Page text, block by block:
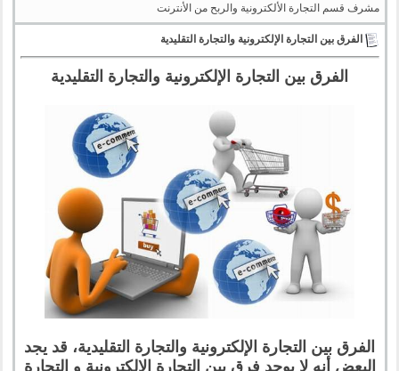
مشرف قسم التجارة الألكترونية والربح من الأنترنت
الفرق بين التجارة الإلكترونية والتجارة التقليدية
الفرق بين التجارة الإلكترونية والتجارة التقليدية
الفرق بين التجارة الإلكترونية والتجارة التقليدية، قد يجد
البعض أنه لا يوجد فرق بين التجارة الإلكترونية و التجارة